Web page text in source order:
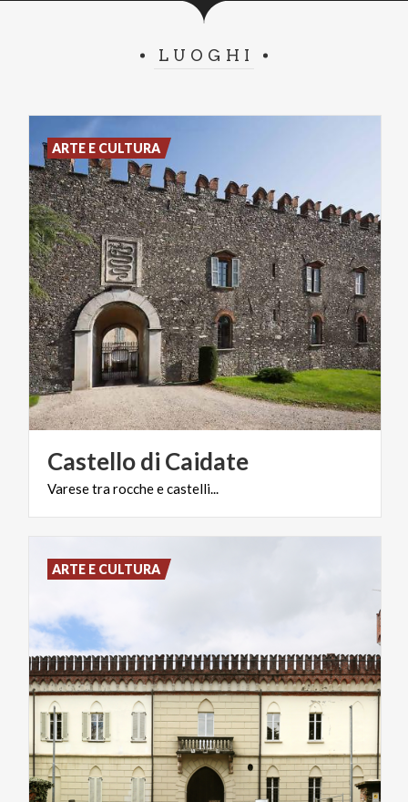
LUOGHI
Castellodi Caidate
Varesetraroccheecastelli...
ARTE E CULTURA
ARTE E CULTURA